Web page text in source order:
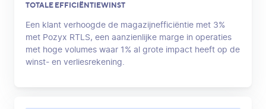
TOTALE EFFICIËNTIEWINST
Een klant verhoogde de magazijnefficiëntie met 3%
met Pozyx RTLS, een aanzienlijke marge in operaties
met hoge volumes waar 1% al grote impact heeft op de
winst- en verliesrekening.